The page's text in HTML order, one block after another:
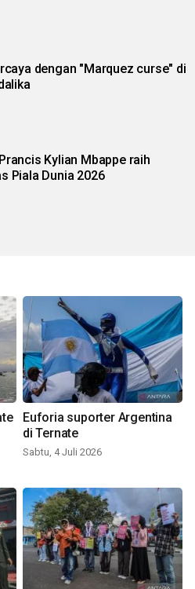
dengan "Marquez curse" di
Kylian Mbappe raih
Piala Dunia 2026
Euforia suporter Argentina
di Ternate
Sabtu, 4 Juli 2026